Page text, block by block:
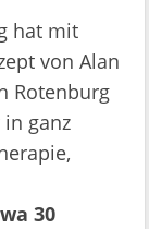
hat mit
von Alan
Rotenburg
ganz
30